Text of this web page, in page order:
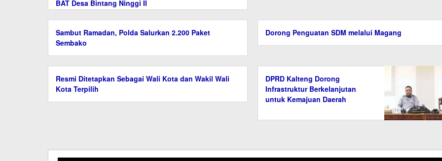
BAT Desa Bintang Ninggi II
Sambut Ramadan, Polda Salurkan 2.200 Paket
Sembako
Dorong Penguatan SDM melalui Magang
Resmi Ditetapkan Sebagai Wali Kota dan Wakil Wali
Kota Terpilih
DPRD Kalteng Dorong
Infrastruktur Berkelanjutan
untuk Kemajuan Daerah